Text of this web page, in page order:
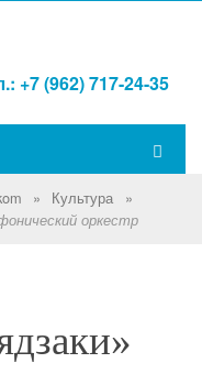
+7 (962) 717-24-35
» Культура »
оркестр